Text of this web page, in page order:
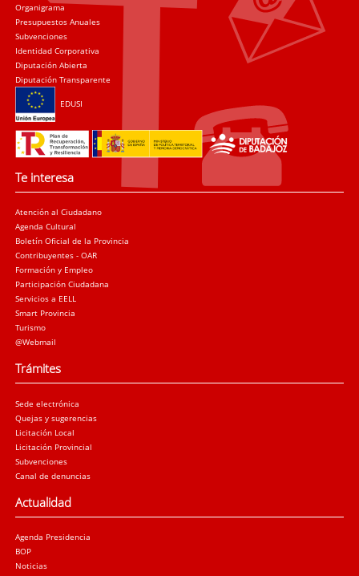
Organigrama
Presupuestos Anuales
Subvenciones
Identidad Corporativa
Diputación Abierta
Diputación Transparente
EDUSI
Te interesa
Atención al Ciudadano
Agenda Cultural
Boletín Oficial de la Provincia
Contribuyentes - OAR
Formación y Empleo
Participación Ciudadana
Servicios a EELL
Smart Provincia
Turismo
@Webmail
Trámites
Sede electrónica
Quejas y sugerencias
Licitación Local
Licitación Provincial
Subvenciones
Canal de denuncias
Actualidad
Agenda Presidencia
BOP
Noticias